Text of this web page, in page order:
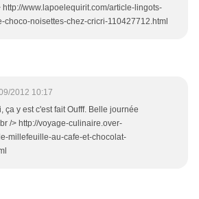
http://www.lapoelequirit.com/article-lingots-
choco-noisettes-chez-cricri-110427712.html
2012 10:17
ça y est c'est fait Oufff. Belle journée
/> http://voyage-culinaire.over-
millefeuille-au-cafe-et-chocolat-